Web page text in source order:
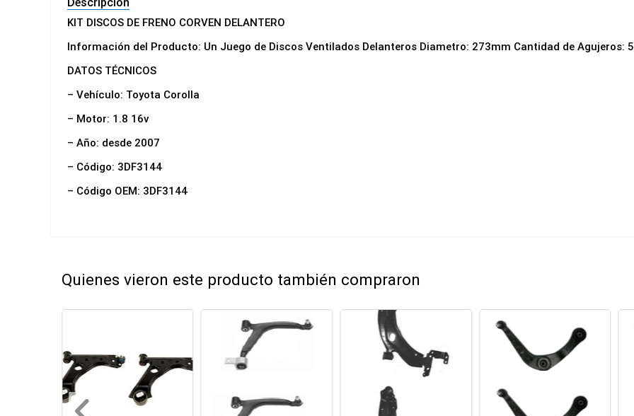
KIT DISCOS DE FRENO CORVEN DELANTERO
Información del Producto: Un Juego de Discos Ventilados Delanteros Diametro: 273mm Cantidad de Agujeros:
DATOS TÉCNICOS
– Vehículo: Toyota Corolla
– Motor: 1.8 16v
– Año: desde 2007
– Código: 3DF3144
– Código OEM: 3DF3144
Quienes vieron este producto también compraron